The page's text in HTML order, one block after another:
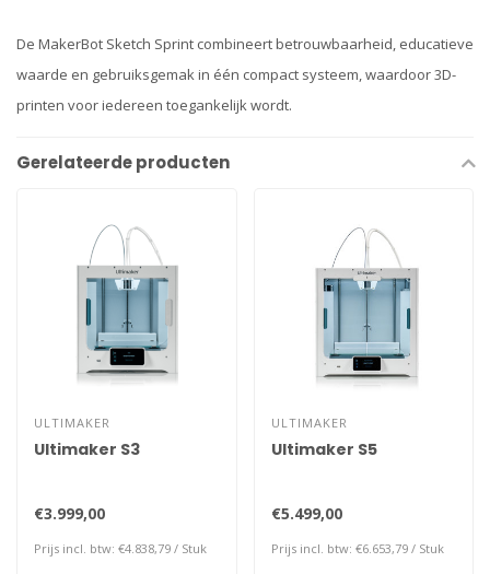
De MakerBot Sketch Sprint combineert betrouwbaarheid, educatieve
waarde en gebruiksgemak in één compact systeem, waardoor 3D-
printen voor iedereen toegankelijk wordt.
Gerelateerde producten
ULTIMAKER
Ultimaker S3
€3.999,00
Prijs incl. btw: €4.838,79 / Stuk
ULTIMAKER
Ultimaker S5
€5.499,00
Prijs incl. btw: €6.653,79 / Stuk